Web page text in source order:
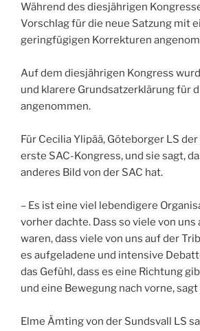
Während des diesjährigen
Vorschlag für die neue Satzung mit
geringfügigen Korrekturen
Auf dem diesjährigen Kongress
und klarere Grundsatzerklärung für
angenommen.
Für Cecilia Ylipää, Göteborger LS
erste SAC-Kongress, und sie sagt,
anderes Bild von der SAC hat.
– Es ist eine viel lebendigere
vorher dachte. Dass so viele von
waren, dass viele von uns auf der
es aufgeladene und intensive
das Gefühl, dass es eine Richtung
und eine Bewegung nach vorne, sagt
Elme Ämting von der Sundsvall LS